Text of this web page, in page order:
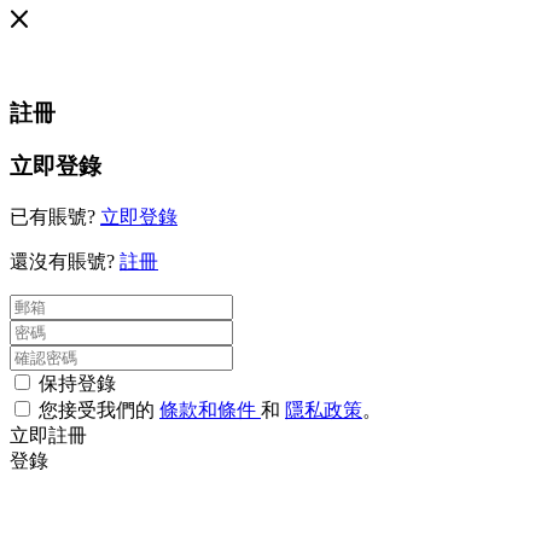
註冊
立即登錄
已有賬號? 立即登錄
還沒有賬號? 註冊
保持登錄
您接受我們的 條款和條件 和 隱私政策。
立即註冊
登錄